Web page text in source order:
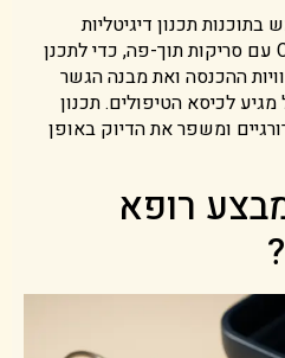
תכנון דיגיטליות
המשלבות את סריקות ה-CBCT עם סריקות תוך-פה, כדי לתכנן
ההכנסה ואת מבנה הגשר
לכיסא הטיפולים. תכנון
ומשפר את הדיוק באופן
רופא